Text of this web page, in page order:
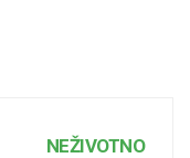
NEŽIVOTNO